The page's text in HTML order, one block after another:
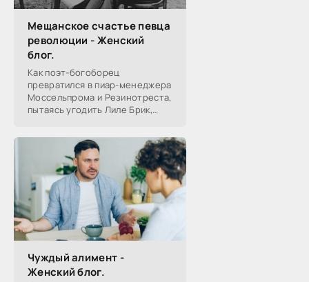
Мещанское счастье певца
революции - Женский
блог.
Как поэт-богоборец
превратился в пиар-менеджера
Моссельпрома и Резинотреста,
пытаясь угодить Лиле Брик,
смерти в 1917-м, почему он стал
советским буржуа, а не вторым
Чуждый алимент -
Женский блог.